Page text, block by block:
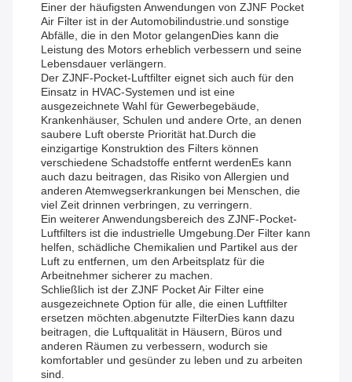
Einer der häufigsten Anwendungen von ZJNF Pocket
Air Filter ist in der Automobilindustrie.und sonstige
Abfälle, die in den Motor gelangenDies kann die
Leistung des Motors erheblich verbessern und seine
Lebensdauer verlängern.
Der ZJNF-Pocket-Luftfilter eignet sich auch für den
Einsatz in HVAC-Systemen und ist eine
ausgezeichnete Wahl für Gewerbegebäude,
Krankenhäuser, Schulen und andere Orte, an denen
saubere Luft oberste Priorität hat.Durch die
einzigartige Konstruktion des Filters können
verschiedene Schadstoffe entfernt werdenEs kann
auch dazu beitragen, das Risiko von Allergien und
anderen Atemwegserkrankungen bei Menschen, die
viel Zeit drinnen verbringen, zu verringern.
Ein weiterer Anwendungsbereich des ZJNF-Pocket-
Luftfilters ist die industrielle Umgebung.Der Filter kann
helfen, schädliche Chemikalien und Partikel aus der
Luft zu entfernen, um den Arbeitsplatz für die
Arbeitnehmer sicherer zu machen.
Schließlich ist der ZJNF Pocket Air Filter eine
ausgezeichnete Option für alle, die einen Luftfilter
ersetzen möchten.abgenutzte FilterDies kann dazu
beitragen, die Luftqualität in Häusern, Büros und
anderen Räumen zu verbessern, wodurch sie
komfortabler und gesünder zu leben und zu arbeiten
sind.